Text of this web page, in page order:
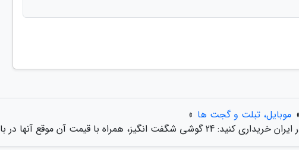
» موبایل، تبلت و گجت ها »